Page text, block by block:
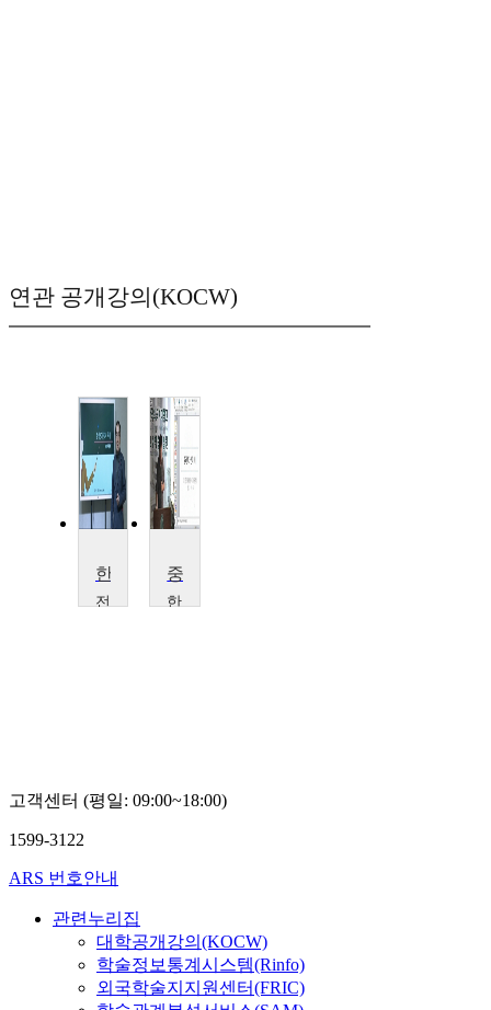
연관 공개강의(KOCW)
전
한
용
고객센터 (평일: 09:00~18:00)
1599-3122
ARS 번호안내
관련누리집
대학공개강의(KOCW)
학술정보통계시스템(Rinfo)
외국학술지지원센터(FRIC)